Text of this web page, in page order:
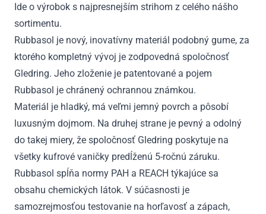
Ide o výrobok s najpresnejším strihom z celého nášho
sortimentu.
Rubbasol je nový, inovatívny materiál podobný gume, za
ktorého kompletný vývoj je zodpovedná spoločnosť
Gledring. Jeho zloženie je patentované a pojem
Rubbasol je chránený ochrannou známkou.
Materiál je hladký, má veľmi jemný povrch a pôsobí
luxusným dojmom. Na druhej strane je pevný a odolný
do takej miery, že spoločnosť Gledring poskytuje na
všetky kufrové vaničky predĺženú 5-ročnú záruku.
Rubbasol spĺňa normy PAH a REACH týkajúce sa
obsahu chemických látok. V súčasnosti je
samozrejmosťou testovanie na horľavosť a zápach,